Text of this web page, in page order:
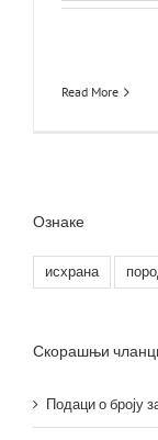
Read More
Ознаке
исхрана
Скорашњи
Подаци о броју